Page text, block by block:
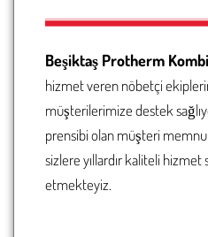
Beşiktaş Protherm
hizmet veren nöbetçi
müşterilerimize destek
prensibi olan müşteri
sizlere yıllardır kaliteli
etmekteyiz.